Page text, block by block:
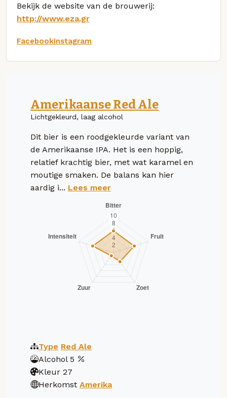
Bekijk de website van de brouwerij:
http://www.eza.gr
FacebookInstagram
Amerikaanse Red Ale
Lichtgekleurd, laag alcohol
Dit bier is een roodgekleurde variant van
de Amerikaanse IPA. Het is een hoppig,
relatief krachtig bier, met wat karamel en
moutige smaken. De balans kan hier
aardig i... Lees meer
Type Red Ale
Alcohol 5
Kleur 27
Herkomst Amerika